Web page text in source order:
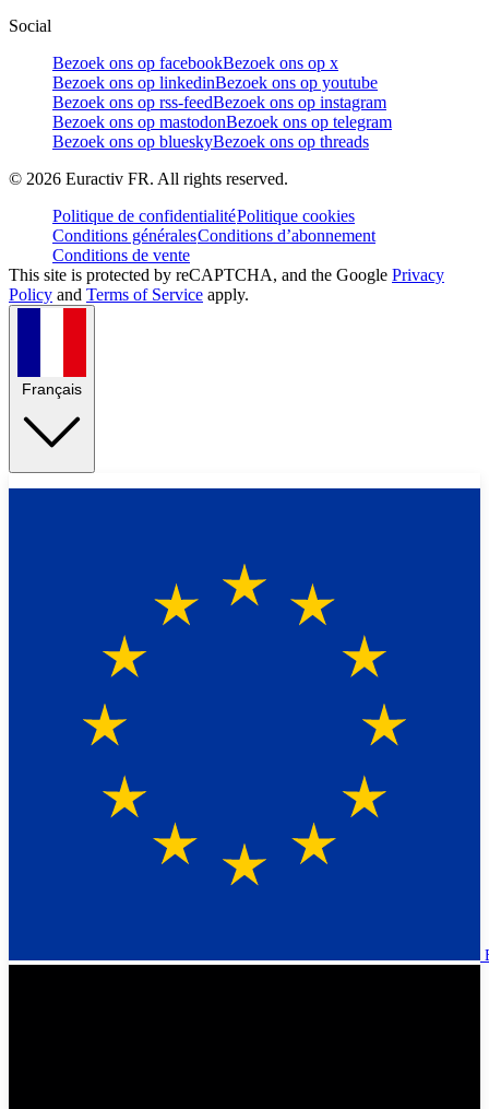
Social
Bezoek ons op facebookBezoek ons op x
Bezoek ons op linkedinBezoek ons op youtube
Bezoek ons op rss-feedBezoek ons op instagram
Bezoek ons op mastodonBezoek ons op telegram
Bezoek ons op blueskyBezoek ons op threads
© 2026 Euractiv FR. All rights reserved.
Politique de confidentialitéPolitique cookies
Conditions généralesConditions d’abonnement
Conditions de vente
This site is protected by reCAPTCHA, and the Google Privacy
Policy and Terms of Service apply.
Français